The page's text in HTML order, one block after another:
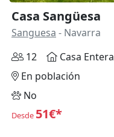
Casa Sangüesa
Sanguesa - Navarra
12
Casa Entera
En población
No
Desde 51€*